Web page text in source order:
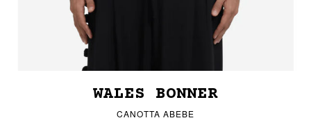
WALES BONNER
CANOTTA ABEBE